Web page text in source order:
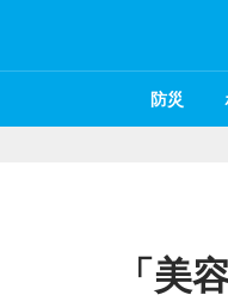
防災
「美